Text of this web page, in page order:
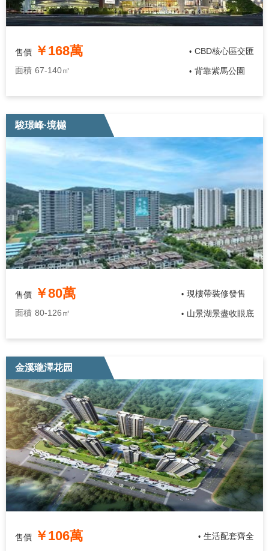
售價 ￥168萬
面積 67-140㎡
• CBD核心區交匯
• 背靠紫馬公園
駿璟峰·境樾
售價 ￥80萬
面積 80-126㎡
• 現樓帶裝修發售
• 山景湖景盡收眼底
金溪瓏澤花园
售價 ￥106萬 • 生活配套齊全